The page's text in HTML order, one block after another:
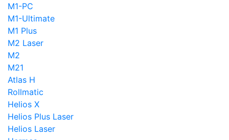
M1-PC
M1-Ultimate
M1 Plus
M2 Laser
M2
M21
Atlas H
Rollmatic
Helios X
Helios Plus Laser
Helios Laser